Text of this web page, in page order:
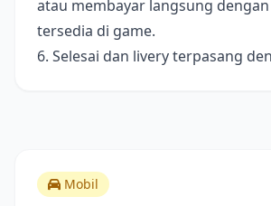
atau membayar langsung
tersedia di game.
6. Selesai dan livery terpasang
Mobil